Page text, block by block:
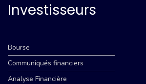
Investisseurs
Bourse
Communiqués financiers
Analyse Financière